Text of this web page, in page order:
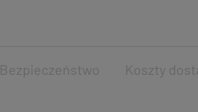
Bezpieczeństwo Koszty